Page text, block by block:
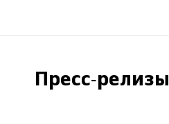
Пресс-релизы